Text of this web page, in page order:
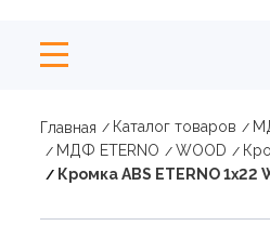
Главная Каталог товаров
МДФ ETERNO
WOOD
Кромка ABS ETERNO 1x22